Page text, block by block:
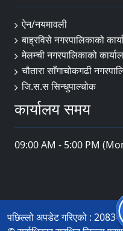
ऐन/नयमावली
बाह्रविसे नगरपालिकाको
मेलम्ची नगरपालिकाको
चौतारा साँगाचोकगढी
जि.स.स सिन्धुपाल्चोक
कार्यालय समय
09:00 AM - 5:00 PM
पछिल्लो अपडेट गरिएको :